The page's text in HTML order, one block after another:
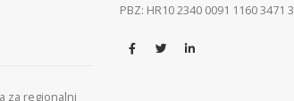
za regionalni
PBZ: HR10 2340 0091 1160 3471 3